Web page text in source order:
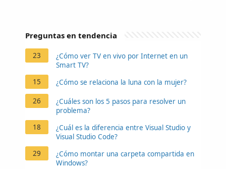
Preguntas en tendencia
23
¿Cómo ver TV en vivo por Internet en un
Smart TV?
15
¿Cómo se relaciona la luna con la mujer?
26
¿Cuáles son los 5 pasos para resolver un
problema?
18
¿Cuál es la diferencia entre Visual Studio y
Visual Studio Code?
29
¿Cómo montar una carpeta compartida en
Windows?